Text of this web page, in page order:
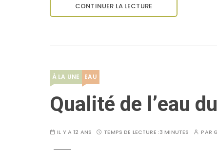
CONTINUER LA LECTURE
À LA UNE EAU
Qualité de l’eau
IL Y A 12 ANS TEMPS DE LECTURE :3 MINUTES PAR